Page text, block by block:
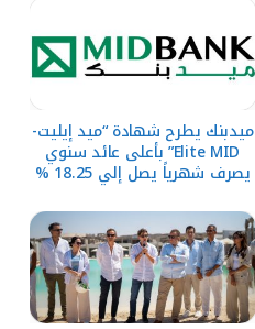
ميدبنك يطرح شهادة “ميد إيليت-
Elite MID” بأعلى عائد سنوي
يصرف شهرياً يصل إلي 18.25 %